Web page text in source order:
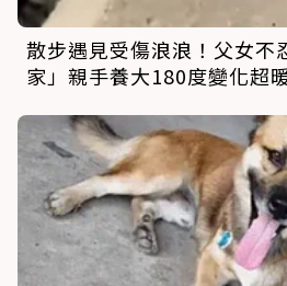
散步遇見受傷浪浪！父女不
家」親手養大180度變化超